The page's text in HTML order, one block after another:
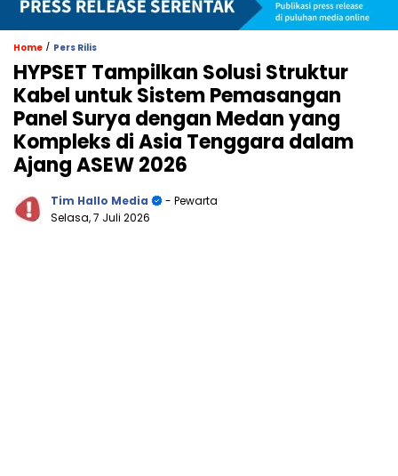
Home / Pers Rilis
HYPSET Tampilkan Solusi Struktur
Kabel untuk Sistem Pemasangan
Panel Surya dengan Medan yang
Kompleks di Asia Tenggara dalam
Ajang ASEW 2026
Tim Hallo Media
- Pewarta
Selasa, 7 Juli 2026